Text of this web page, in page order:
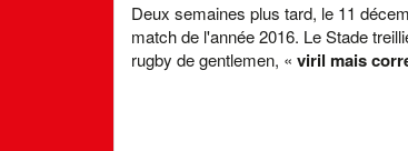
Deux semaines plus tard, le 11
match de l'année 2016. Le Stade
rugby de gentlemen, « viril mais